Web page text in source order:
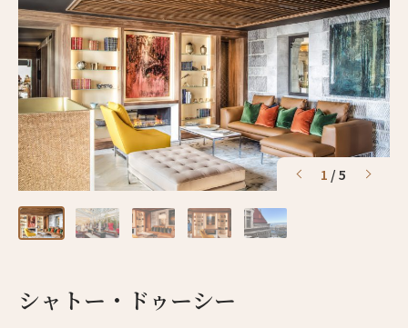
8人
9人
10人
11人
12人
13人
15人
7人
8人
9人
10人
11人
12人
14人
1 /5
シャトー・ドゥーシー